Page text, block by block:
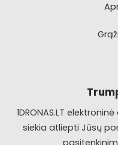
1DRONAS.LT
siekia atliepti Jūsų